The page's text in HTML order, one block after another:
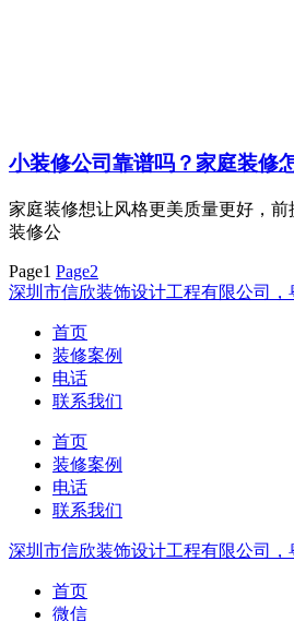
小装修公司靠谱吗？家庭装修
家庭装修想让风格更美质量更好，
装修公
Page1 Page2
深圳市信欣装饰设计工程有限公司，
首页
装修案例
电话
联系我们
首页
装修案例
电话
联系我们
深圳市信欣装饰设计工程有限公司，
首页
微信